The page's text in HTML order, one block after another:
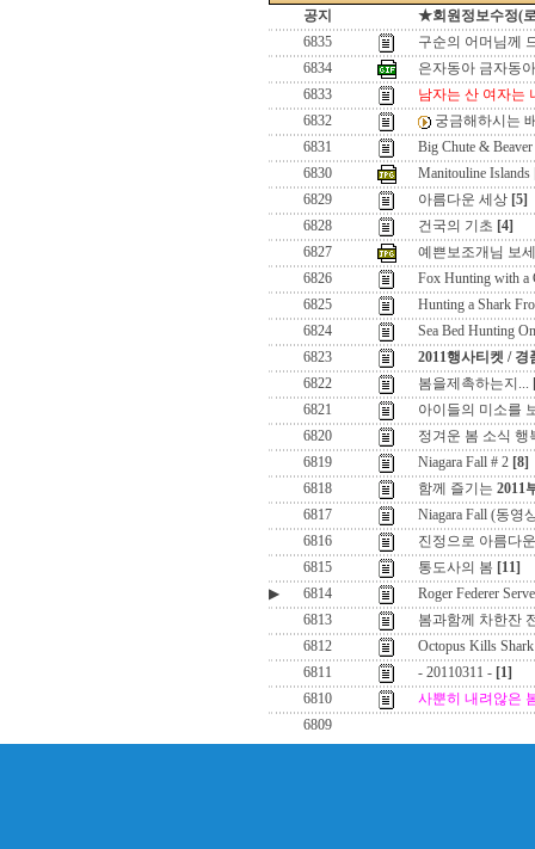
공지
★회원정보수정(
6835
구순의 어머님께
6834
은자동아 금자동아
6833
남자는 산 여자는
6832
궁금해하시는
6831
Big Chute & Beaver
6830
Manitouline Islands
6829
아름다운 세상 [5]
6828
건국의 기초 [4]
6827
예쁜보조개님 보
6826
Fox Hunting with a
6825
Hunting a Shark
6824
Sea Bed Hunting
6823
2011행사티켓 /
6822
봄을제촉하는지...
6821
아이들의 미소를
6820
정겨운 봄 소식
6819
Niagara Fall # 2 [8]
6818
함께 즐기는 2011
6817
Niagara Fall (동영
6816
진정으로 아름다
6815
통도사의 봄 [11]
▶
6814
Roger Federer
6813
봄과함께 차한잔
6812
Octopus Kills Shark
6811
- 20110311 - [1]
6810
사뿐히 내려않은
6809